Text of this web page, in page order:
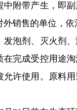
带产生，即副
销售的单位，依
剂、灭火剂、
完成受控用途
许使用。原料